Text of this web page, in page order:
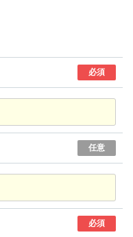
必須
任意
必須